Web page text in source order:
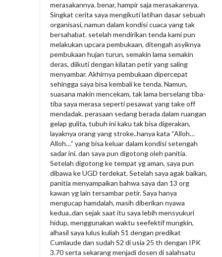
merasakannya. benar, hampir saja merasakannya.
Singkat cerita saya mengikuti latihan dasar sebuah
organisasi, namun dalam kondisi cuaca yang tak
bersahabat. setelah mendirikan tenda kami pun
melakukan upcara pembukaan, ditengah asyiknya
pembukaan hujan turun, semakin lama semakin
deras, diikuti dengan kilatan petir yang saling
menyambar. Akhirnya pembukaan dipercepat
sehingga saya bisa kembali ke tenda. Namun,
suasana makin mencekam, tak lama berselang tiba-
tiba saya merasa seperti pesawat yang take off
mendadak. perasaan sedang berada dalam ruangan
gelap gulita, tubuh ini kaku tak bisa digerakan,
layaknya orang yang stroke..hanya kata “Alloh…
Alloh…” yang bisa keluar dalam kondisi setengah
sadar ini. dan saya pun digotong oleh panitia.
Setelah digotong ke tempat yg aman, saya pun
dibawa ke UGD terdekat. Setelah saya agak baikan,
panitia menyampaikan bahwa saya dan 13 org
kawan yg lain tersambar petir. Saya hanya
mengucap hamdalah, masih diberikan nyawa
kedua..dan sejak saat itu saya lebih mensyukuri
hidup, menggunakan waktu seefektif mungkin,
alhasil saya lulus kuliah S1 dengan predikat
Cumlaude dan sudah S2 di usia 25 th dengan IPK
3.70 serta sekarang menjadi dosen di salahsatu